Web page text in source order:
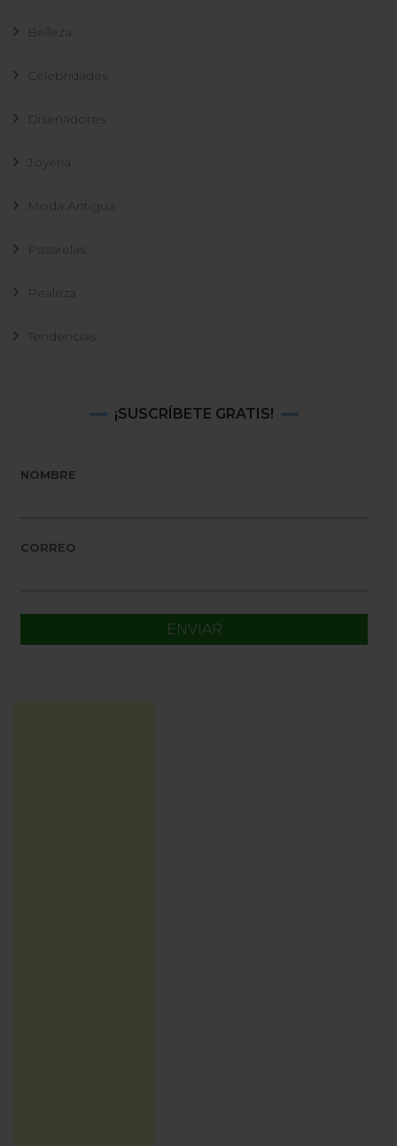
Belleza
Celebridades
Diseñadores
Joyeria
Moda Antigua
Pasarelas
Realeza
Tendencias
¡SUSCRÍBETE GRATIS!
NOMBRE
CORREO